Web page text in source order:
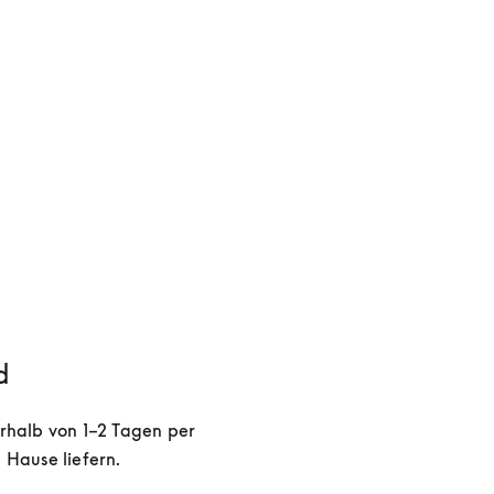
von 1–2 Tagen per
Hause liefern.